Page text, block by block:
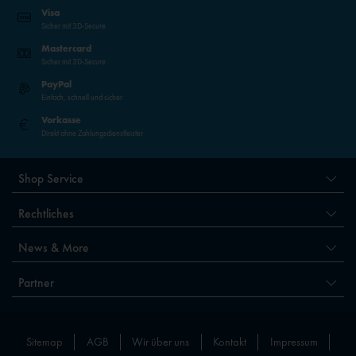
Visa
Sicher mit 3D-Secure
Mastercard
Sicher mit 3D-Secure
PayPal
Einfach, schnell und sicher
Vorkasse
Direkt ohne Zahlungsdienstleister
Shop Service
Rechtliches
News & More
Partner
Sitemap AGB Wir über uns Kontakt Impressum